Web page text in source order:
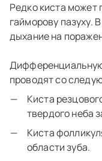
Редко киста может
гайморову пазуху.
дыхание на
проводят со
Киста
твердого неба
Киста
области зуба.